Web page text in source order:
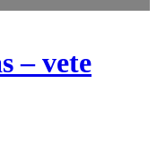
– vete